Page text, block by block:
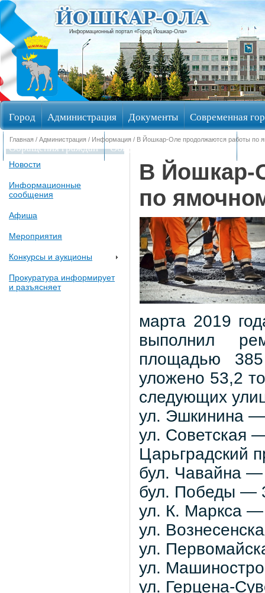
Информационный портал «Город Йошкар-Ола»
Город Администрация Документы Современная
Обращения граждан Общественные обсуждения
Главная / Администрация / Информация / В Йошкар-Оле продолжаются работы по
Новости
Информационные
сообщения
Афиша
Мероприятия
Конкурсы и аукционы
Прокуратура информирует
и разъясняет
В Йошкар-
по
марта 2019
выполнил
площадью
уложено 53,2
следующих
ул. Эшкинина
ул. Советская
Царьградский
бул. Чавайна
бул. Победы —
ул. К. Маркса
ул.
ул.
ул.
ул. Герцена-